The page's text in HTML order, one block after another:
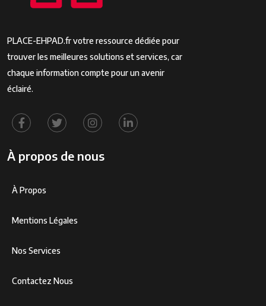
PLACE-EHPAD.fr votre ressource dédiée pour
trouver les meilleures solutions et services, car
chaque information compte pour un avenir
éclairé.
À propos de nous
À Propos
Mentions Légales
Nos Services
Contactez Nous